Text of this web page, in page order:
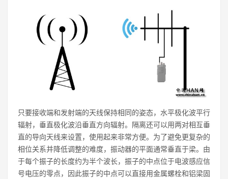
只要接收端和发射端的天线保持相同的姿态，水平极化波平行
辐射，垂直极化波沿垂直方向辐射。隔离还可以用两对相互垂
直的导向天线来设置，使用起来非常方便。为了避免更复杂的
相位关系并降低调整的难度，振动器的平面通常垂直于梁。由
于每个振子的长度约为半个波长，振子的中点位于电波感应信
号电压的零点，因此振子的中点可以直接用金属螺栓和铝梁固